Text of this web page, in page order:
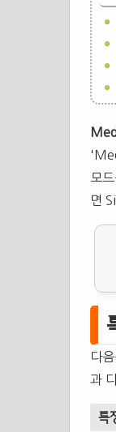
모
면
다
과
특